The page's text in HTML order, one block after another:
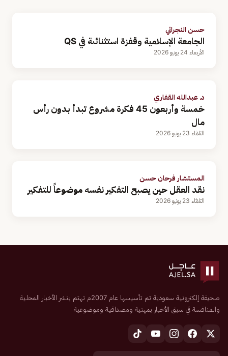
حسن النجراني
الجامعة الإسلامية وقفزة استثنائىة في QS
الأربعاء 24 يونيو 2026
د. عبدالله القفاري
خمسة وأربعون 45 فكرة مشروع تبدأ بدون رأس
مال
الثلاثاء 23 يونيو 2026
المستشار فرحان حسن
نقد العقل حين يصبح التفكير نفسه موضوعاً للتفكير
الثلاثاء 23 يونيو 2026
صحيفة إلكترونية سعودية تم تأسيسها عام 2007م تهتم بنشر الأخبار المحلية
والمنافسة في سبق الأخبار بمهنية ومصداقية وموضوعية